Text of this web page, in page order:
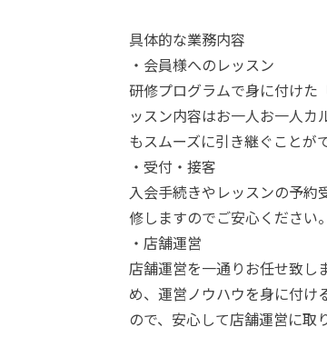
具体的な業務内容
・会員様へのレッスン
研修プログラムで身に付けた
ッスン内容はお一人お一人
もスムーズに引き継ぐことが
・受付・接客
入会手続きやレッスンの予約
修しますのでご安心ください。
・店舗運営
店舗運営を一通りお任せ致し
め、運営ノウハウを身に付け
ので、安心して店舗運営に取